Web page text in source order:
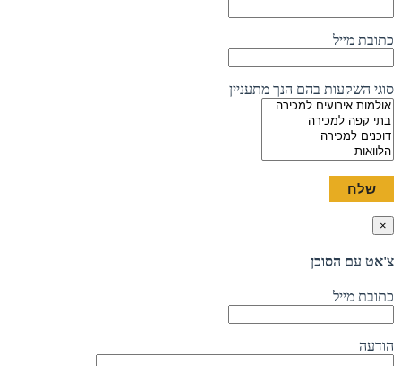
כתובת מייל
סוגי השקעות בהם הנך מתעניין
×
צ'אט עם הסוכן
כתובת מייל
הודעה